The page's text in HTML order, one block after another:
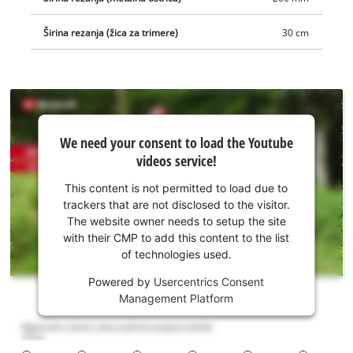
Širina rezanja (žica za trimere) 30 cm
need
your
consent
the
Youtube
service!
This
We need your consent to load the Youtube
videos service!
This content is not permitted to load due to
trackers that are not disclosed to the visitor.
The website owner needs to setup the site
with their CMP to add this content to the list
of technologies used.
Powered by Usercentrics Consent
Management Platform